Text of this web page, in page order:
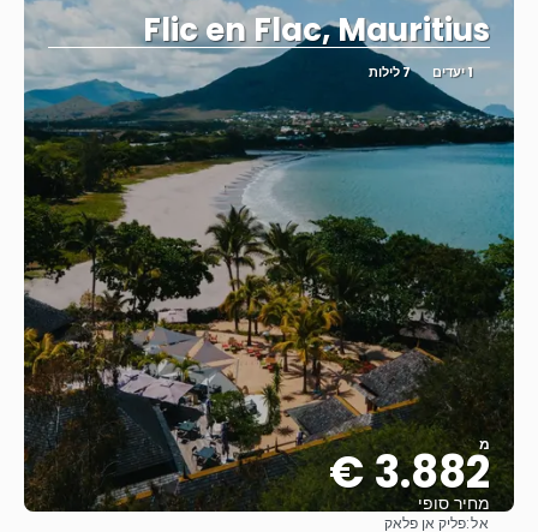
Flic en Flac, Mauritius
1 יעדים 7 לילות
מ
3.882 €
מחיר סופי
אל:פליק אן פלאק